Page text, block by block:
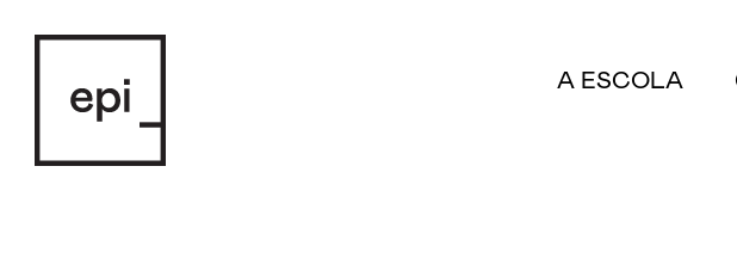
A ESCOLA